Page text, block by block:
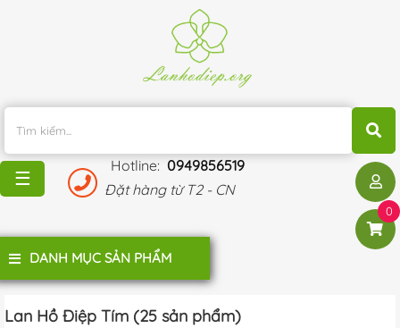
Hotline: 0949856519
Đặt hàng từ T2 - CN
0
MÃI
BLOG
HÀNG
HỆ
☰
DANH MỤC SẢN PHẨM
Lan Hồ Điệp Tím (25 sản phẩm)